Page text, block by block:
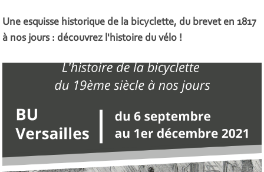
Une esquisse historique de la bicyclette, du brevet en 1817
à nos jours : découvrez l'histoire du vélo !